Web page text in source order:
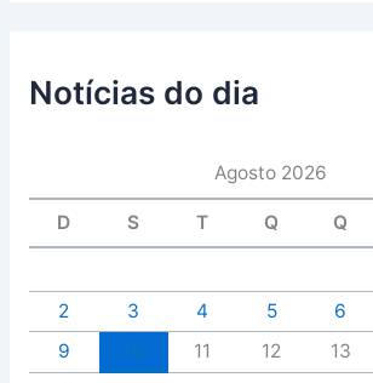
Notícias do dia
Agosto 2026
D S T Q Q
2
3 4 5 6
9
11 12 13